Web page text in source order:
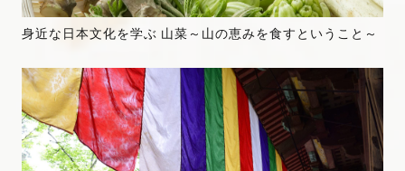
身近な日本文化を学ぶ 山菜～山の恵みを食すということ～